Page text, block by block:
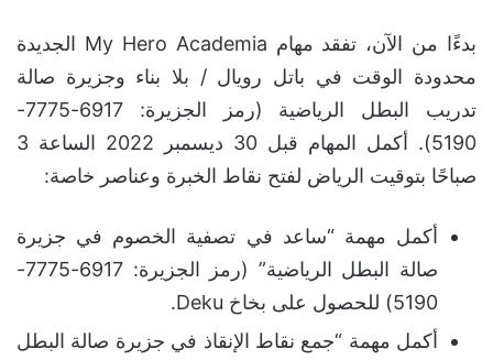
بدءًا من الآن، تفقد مهام My Hero Academia الجديدة
محدودة الوقت في باتل رويال / بلا بناء وجزيرة صالة
تدريب البطل الرياضية (رمز الجزيرة: 6917-7775-
5190). أكمل المهام قبل 30 ديسمبر 2022 الساعة 3
صباحًا بتوقيت الرياض لفتح نقاط الخبرة وعناصر خاصة:
أكمل مهمة “ساعد في تصفية الخصوم في جزيرة
صالة البطل الرياضية” (رمز الجزيرة: 6917-7775-
5190) للحصول على بخاخ Deku.
أكمل مهمة “جمع نقاط الإنقاذ في جزيرة صالة البطل